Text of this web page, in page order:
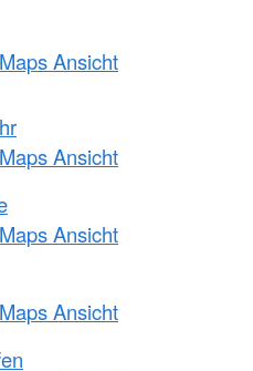
Ansicht
Ansicht
Ansicht
Ansicht